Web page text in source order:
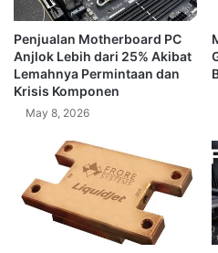
Penjualan Motherboard PC
Anjlok Lebih dari 25% Akibat
Lemahnya Permintaan dan
Krisis Komponen
May 8, 2026